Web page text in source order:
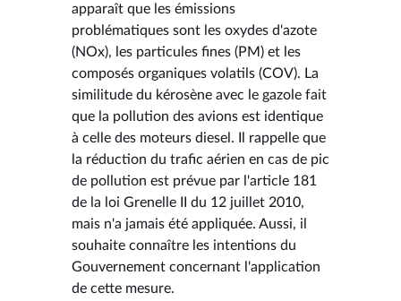
apparaît que les émissions
problématiques sont les oxydes d'azote
(NOx), les particules fines (PM) et les
composés organiques volatils (COV). La
similitude du kérosène avec le gazole fait
que la pollution des avions est identique
à celle des moteurs diesel. Il rappelle que
la réduction du trafic aérien en cas de pic
de pollution est prévue par l'article 181
de la loi Grenelle II du 12 juillet 2010,
mais n'a jamais été appliquée. Aussi, il
souhaite connaître les intentions du
Gouvernement concernant l'application
de cette mesure.